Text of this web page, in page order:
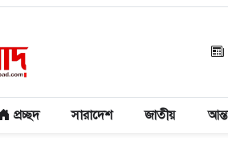
প্রচ্ছদ সারাদেশ জাতীয়